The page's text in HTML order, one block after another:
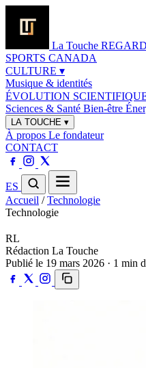
La Touche
SPORTS CANADA
CULTURE ▾
Musique & identités
ÉVOLUTION
Sciences & Santé Bien-être
LA TOUCHE ▾
À propos Le fondateur
CONTACT
ES
Accueil / Technologie
Technologie
RL
Rédaction La Touche
Publié le 19 mars 2026 · 1 min